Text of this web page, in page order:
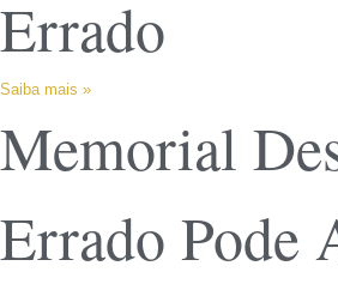
Errado
Saiba mais »
Memorial
Errado Pode